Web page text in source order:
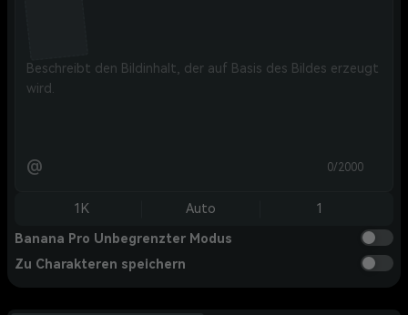
@ 0/2000
1K Auto 1
Banana Pro Unbegrenzter Modus
Zu Charakteren speichern